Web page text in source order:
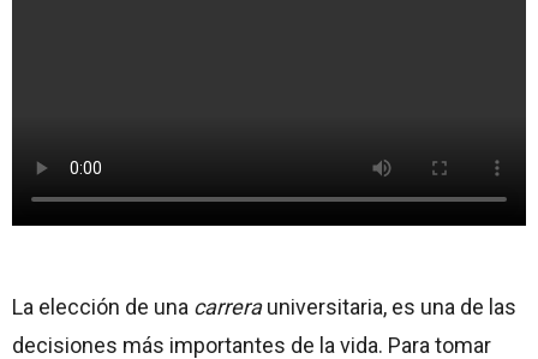
La elección de una carrerauniversitaria, es una de las
decisiones más importantes de la vida. Para tomar